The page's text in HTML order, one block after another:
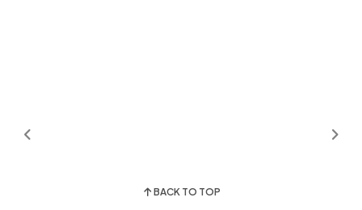
BACK TO TOP